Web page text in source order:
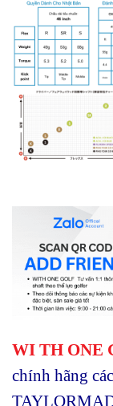
WI TH ONE
chính hãng